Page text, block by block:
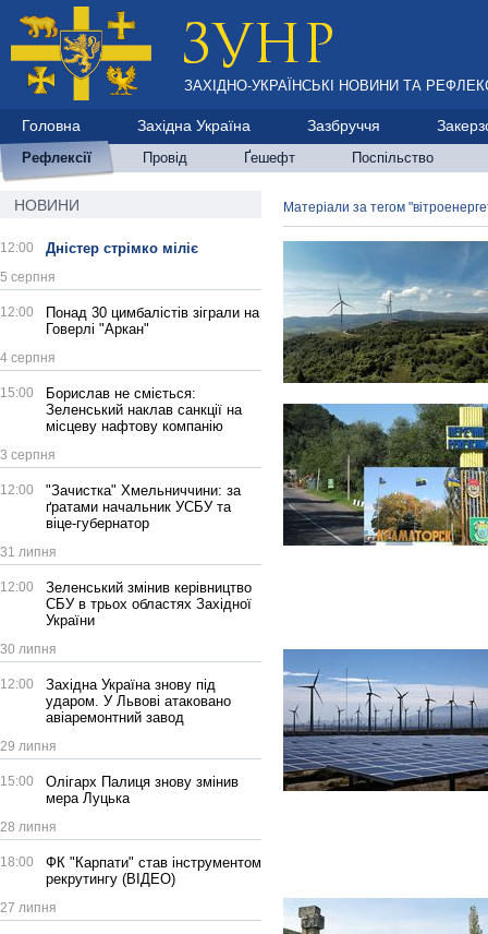
ЗАХІДНО-УКРАЇНСЬКІ НОВИНИ ТА
Головна Західна Україна Зазбруччя
Рефлексії Провід Ґешефт Поспільство
НОВИНИ
12:00 Дністер стрімко міліє
5 серпня
12:00
Понад 30 цимбалістів зіграли на
Говерлі "Аркан"
4 серпня
15:00
Борислав не сміється:
Зеленський наклав санкції на
місцеву нафтову компанію
3 серпня
12:00
"Зачистка" Хмельниччини: за
ґратами начальник УСБУ та
віце-губернатор
31 липня
12:00
Зеленський змінив керівництво
СБУ в трьох областях Західної
України
30 липня
12:00
Західна Україна знову під
ударом. У Львові атаковано
авіаремонтний завод
29 липня
15:00
Олігарх Палиця знову змінив
мера Луцька
28 липня
18:00
ФК "Карпати" став інструментом
рекрутингу (ВІДЕО)
27 липня
Матеріали за тегом